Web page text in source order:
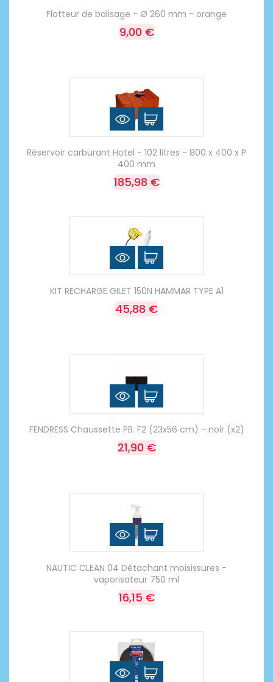
Flotteur de balisage - Ø 260 mm - orange
9,00 €
Réservoir carburant Hotel - 102 litres - 800 x 400 x P
400 mm
185,98 €
KIT RECHARGE GILET 150N HAMMAR TYPE A1
45,88 €
FENDRESS Chaussette PB. F2 (23x56 cm) - noir (x2)
21,90 €
NAUTIC CLEAN 04 Détachant moisissures -
vaporisateur 750 ml
16,15 €